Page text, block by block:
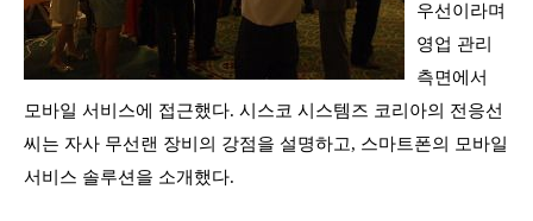
우선이라며
영업 관리
측면에서
모바일 서비스에 접근했다. 시스코 시스템즈 코리아의 전응선
씨는 자사 무선랜 장비의 강점을 설명하고, 스마트폰의 모바일
서비스 솔루션을 소개했다.